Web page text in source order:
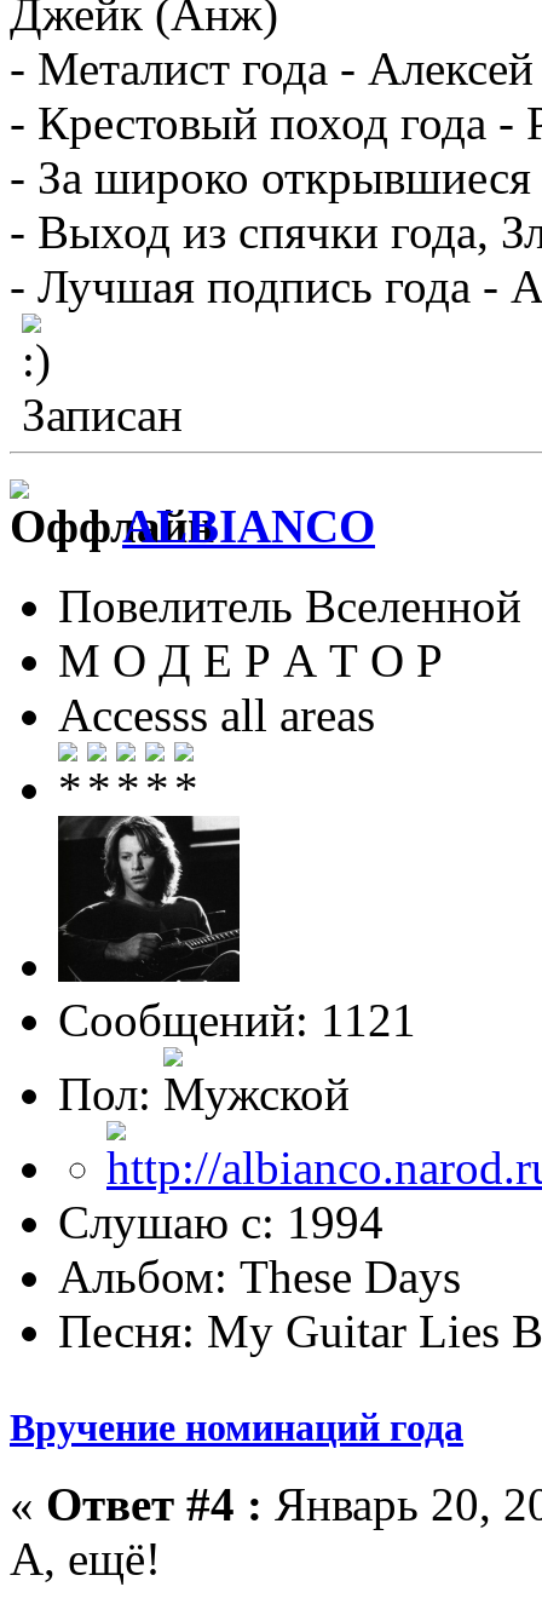
Джейк (Анж)
- Металист года - Алексей
- Крестовый поход года
- За широко открывшиеся
- Выход из спячки года,
- Лучшая подпись года -
Записан
ALBIANCO
Повелитель Вселенной
М О Д Е Р А Т О Р
Accesss all areas
Сообщений: 1121
Пол:
Слушаю с: 1994
Альбом: These Days
Песня: My Guitar Lies
Вручение номинаций года
« Ответ #4 : Январь 20,
А, ещё!